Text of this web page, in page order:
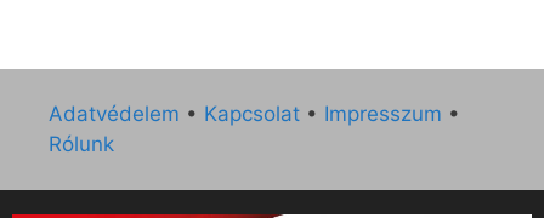
Adatvédelem • Kapcsolat • Impresszum •
Rólunk